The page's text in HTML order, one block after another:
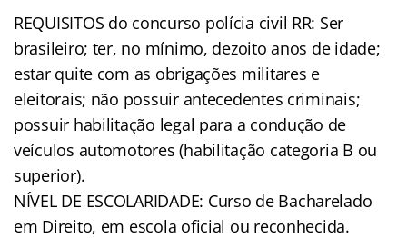
REQUISITOS do concurso polícia civil RR: Ser
brasileiro; ter, no mínimo, dezoito anos de idade;
estar quite com as obrigações militares e
eleitorais; não possuir antecedentes criminais;
possuir habilitação legal para a condução de
veículos automotores (habilitação categoria B ou
superior).
NÍVEL DE ESCOLARIDADE: Curso de Bacharelado
em Direito, em escola oficial ou reconhecida.